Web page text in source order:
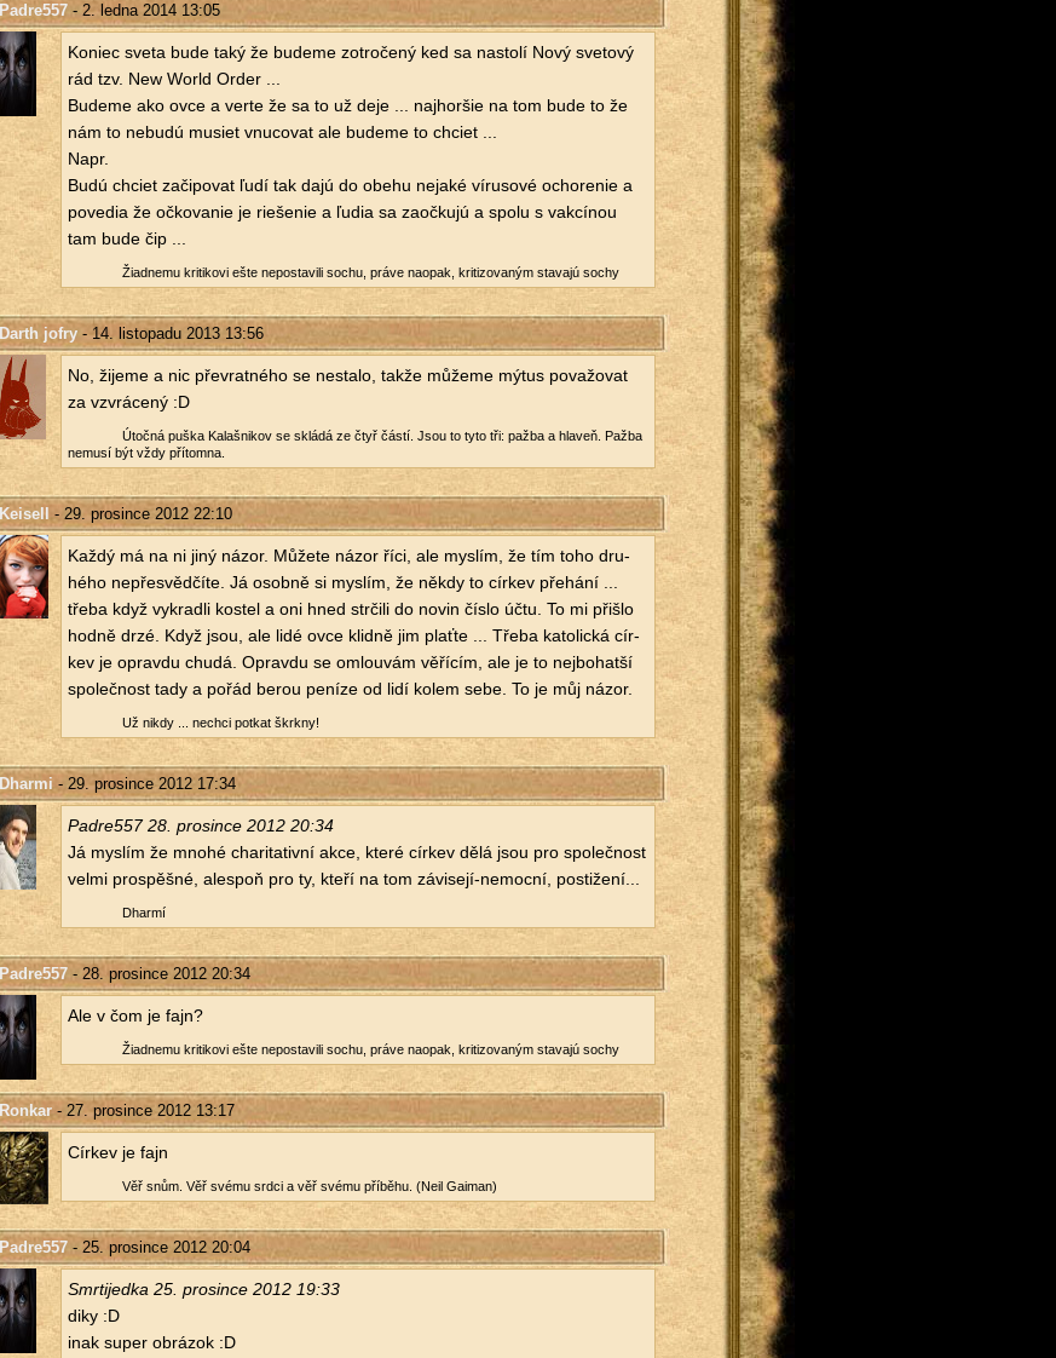
Padre557- 2. ledna 2014 13:05
Ko­niec sveta bude taký že bu­de­me zot­ro­če­ný ked sa na­sto­lí Nový sve­to­vý
rád tzv. New World Order ...
Bu­de­me ako ovce a verte že sa to už deje ... naj­hor­šie na tom bude to že
nám to ne­budú musi­et vnu­co­vat ale bu­de­me to chci­et ...
Napr.
Budú chci­et za­či­po­vat ľudí tak dajú do obehu neja­ké ví­ru­so­vé ocho­re­nie a
po­ve­dia že oč­ko­va­nie je rie­še­nie a ľudia sa za­oč­kujú a spolu s vak­cí­nou
tam bude čip ...
Ži­a­d­ne­mu kri­ti­ko­vi ešte ne­po­sta­vi­li sochu, práve na­o­pak, kri­ti­zo­va­ným sta­vajú sochy
Darth jofry- 14. listopadu 2013 13:56
No, ži­je­me a nic pře­vrat­né­ho se ne­sta­lo, takže mů­že­me mýtus po­va­žo­vat
za vzvrá­ce­ný :D
Útoč­ná puška Ka­laš­ni­kov se sklá­dá ze čtyř částí. Jsou to tyto tři: pažba a hlaveň. Pažba
ne­mu­sí být vždy pří­tom­na.
Keisell - 29. prosince 2012 22:10
Každý má na ni jiný názor. Mů­že­te názor říci, ale mys­lím, že tím toho dru­
hé­ho ne­pře­svěd­čí­te. Já osob­ně si mys­lím, že někdy to cír­kev pře­há­ní ...
třeba když vy­krad­li kos­tel a oni hned str­či­li do novin číslo účtu. To mi při­šlo
hodně drzé. Když jsou, ale lidé ovce klid­ně jim plať­te ... Třeba ka­to­lic­ká cír­
kev je oprav­du chudá. Oprav­du se omlou­vám vě­ří­cím, ale je to nej­bo­hat­ší
spo­leč­nost tady a pořád berou pe­ní­ze od lidí kolem sebe. To je můj názor.
Už nikdy ... ne­chci po­tkat škrk­ny!
Dharmi - 29. prosince 2012 17:34
Pad­re557 28. pro­sin­ce 2012 20:34
Já mys­lím že mnohé cha­ri­ta­tiv­ní akce, které cír­kev dělá jsou pro spo­leč­nost
velmi pro­spěš­né, ale­spoň pro ty, kteří na tom zá­vi­se­jí-ne­moc­ní, po­sti­že­ní...
Dhar­mí
Padre557- 28. prosince 2012 20:34
Ale v čom je fajn?
Ži­a­d­ne­mu kri­ti­ko­vi ešte ne­po­sta­vi­li sochu, práve na­o­pak, kri­ti­zo­va­ným sta­vajú sochy
Ronkar- 27. prosince 2012 13:17
Cír­kev je fajn
Věř snům. Věř svému srdci a věř svému pří­bě­hu. (Neil Gai­man)
Padre557- 25. prosince 2012 20:04
Smr­ti­jedka 25. pro­sin­ce 2012 19:33
diky :D
inak super ob­rá­zok :D